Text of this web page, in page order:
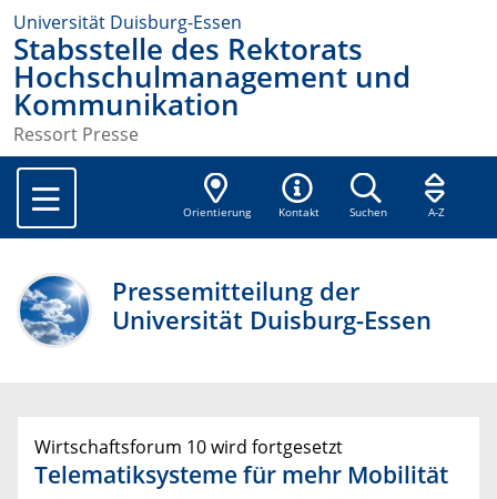
Universität Duisburg-Essen
Stabsstelle des Rektorats
Hochschulmanagement und
Kommunikation
Ressort Presse
Orientierung Kontakt Suchen A-Z
Pressemitteilung der
Universität Duisburg-Essen
Wirtschaftsforum 10 wird fortgesetzt
Telematiksysteme für mehr Mobilität